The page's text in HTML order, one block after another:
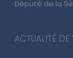
Député de la
ACTUALITÉ DE